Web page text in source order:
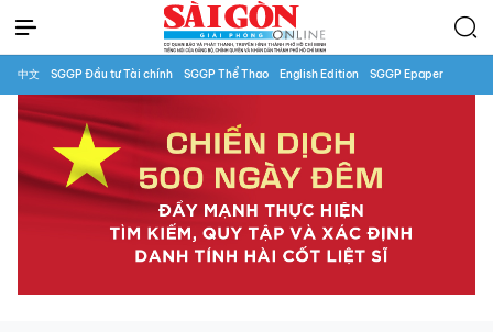
中文 SGGP Đầu tư Tài chính SGGP Thể Thao English Edition SGGP Epaper